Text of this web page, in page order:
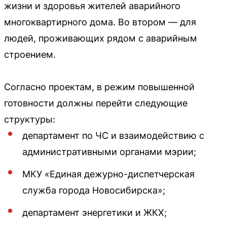
жизни и здоровья жителей аварийного
многоквартирного дома. Во втором — для
людей, проживающих рядом с аварийным
строением.
Согласно проектам, в режим повышенной
готовности должны перейти следующие
структуры:
департамент по ЧС и взаимодействию с
административными органами мэрии;
МКУ «Единая дежурно-диспетчерская
служба города Новосибирска»;
департамент энергетики и ЖКХ;